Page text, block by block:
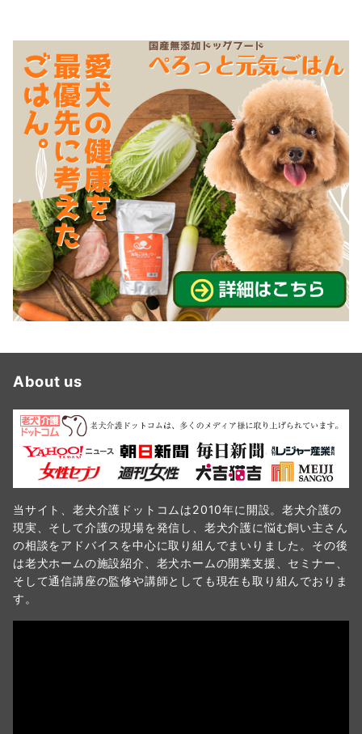
About us
当サイト、老犬介護ドットコムは2010年に開設。老犬介護の
現実、そして介護の現場を発信し、老犬介護に悩む飼い主さん
の相談をアドバイスを中心に取り組んでまいりました。その後
は老犬ホームの施設紹介、老犬ホームの開業支援、セミナー、
そして通信講座の監修や講師としても現在も取り組んでおりま
す。